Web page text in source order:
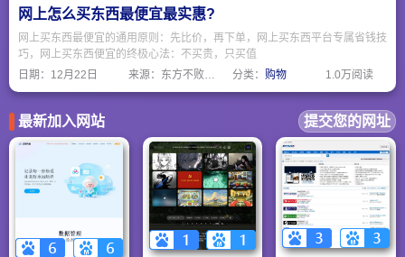
圳之窗以其优质的服
务和领先的技术，深
受广大网民的欢迎和
赞誉。
网上怎么买东西最便宜最实惠?
网上买东西最便宜的通用原则：先比价，再下单，网上买东西平台专属省钱技
巧，网上买东西便宜的终极心法：不买贵，只买值
日期： 12月22日 来源：东方不败网址大全 分类： 购物 1.0万阅读
最新加入网站 提交您的网址